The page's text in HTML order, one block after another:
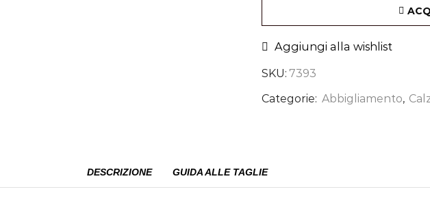
Aggiungi alla wishlist
SKU: 7393
Categorie: Abbigliamento,
DESCRIZIONE GUIDA ALLE TAGLIE